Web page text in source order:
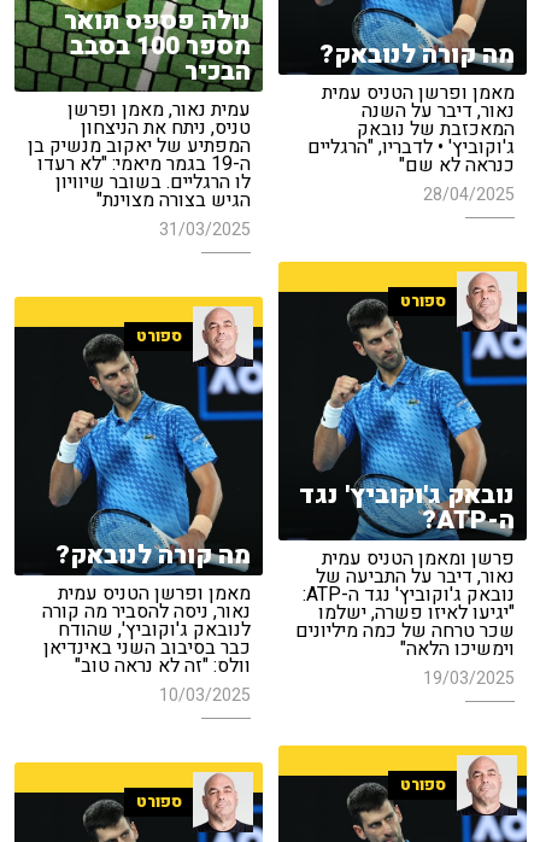
מה קורה לנובאק?
מאמן ופרשן הטניס עמית
נאור, דיבר על השנה
המאכזבת של נובאק
ג'וקוביץ' • לדבריו, "הרגליים
כנראה לא שם"
28/04/2025
נולה פספס תואר
מספר 100 בסבב
הבכיר
עמית נאור, מאמן ופרשן
טניס, ניתח את הניצחון
המפתיע של יאקוב מנשיק בן
ה-19 בגמר מיאמי: "לא רעדו
לו הרגליים. בשובר שיוויון
הגיש בצורה מצוינת"
31/03/2025
ספורט
נובאק ג'וקוביץ' נגד
ה-ATP?
פרשן ומאמן הטניס עמית
נאור, דיבר על התביעה של
נובאק ג'וקוביץ' נגד ה-ATP:
"יגיעו לאיזו פשרה, ישלמו
שכר טרחה של כמה מיליונים
וימשיכו הלאה"
19/03/2025
ספורט
מה קורה לנובאק?
מאמן ופרשן הטניס עמית
נאור, ניסה להסביר מה קורה
לנובאק ג'וקוביץ', שהודח
כבר בסיבוב השני באינדיאן
וולס: "זה לא נראה טוב"
10/03/2025
ספורט
ספורט